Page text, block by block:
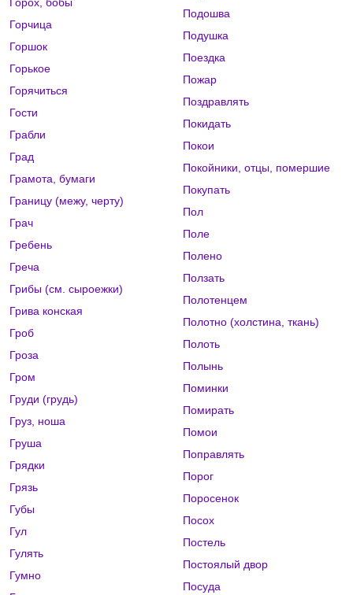
Горчица
Горшок
Горькое
Горячиться
Гости
Грабли
Град
Грамота, бумаги
Границу (межу, черту)
Грач
Гребень
Греча
Грибы (см. сыроежки)
Грива конская
Гроб
Гроза
Гром
Груди (грудь)
Груз, ноша
Груша
Грядки
Грязь
Губы
Гул
Гулять
Гумно
Подошва
Подушка
Поездка
Пожар
Поздравлять
Покидать
Покои
Покойники, отцы, помершие
Покупать
Пол
Поле
Полено
Ползать
Полотенцем
Полотно (холстина, ткань)
Полоть
Полынь
Поминки
Помирать
Помои
Поправлять
Порог
Поросенок
Посох
Постель
Постоялый двор
Посуда